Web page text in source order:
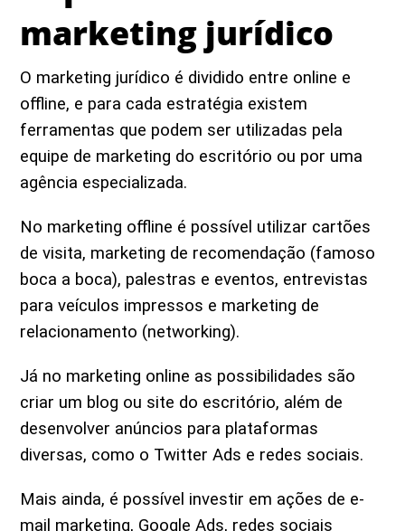
marketing jurídico
O marketing jurídico é dividido entre online e
offline, e para cada estratégia existem
ferramentas que podem ser utilizadas pela
equipe de marketing do escritório ou por uma
agência especializada.
No marketing offline é possível utilizar cartões
de visita, marketing de recomendação (famoso
boca a boca), palestras e eventos, entrevistas
para veículos impressos e marketing de
relacionamento (networking).
Já no marketing online as possibilidades são
criar um blog ou site do escritório, além de
desenvolver anúncios para plataformas
diversas, como o Twitter Ads e redes sociais.
Mais ainda, é possível investir em ações de e-
mail marketing, Google Ads, redes sociais